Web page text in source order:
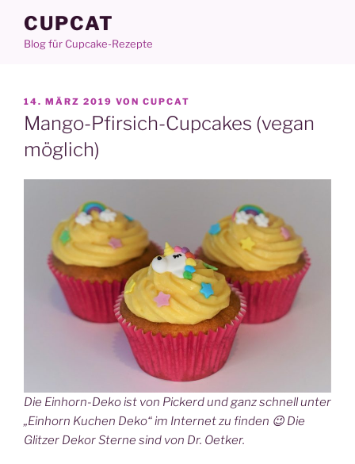
Inhalt
springen
CUPCAT
Blog für Cupcake-Rezepte
VERÖFFENTLICHT
AM
14. MÄRZ 2019 VON CUPCAT
Mango-Pfirsich-Cupcakes (vegan
möglich)
Die Einhorn-Deko ist von Pickerd und ganz schnell unter
„Einhorn Kuchen Deko“ im Internet zu finden 😉 Die
Glitzer Dekor Sterne sind von Dr. Oetker.